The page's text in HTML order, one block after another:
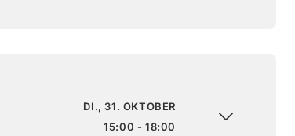
DI., 31. OKTOBER
15:00 - 18:00